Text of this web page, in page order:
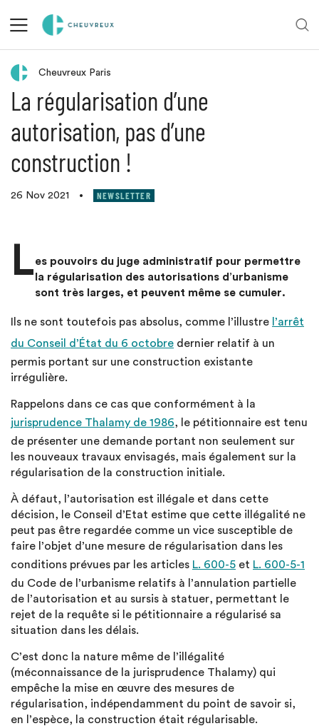
Retour aux actualités
Cheuvreux Paris
La régularisation d’une
autorisation, pas d’une
construction !
26 Nov 2021 • NEWSLETTER
Les pouvoirs du juge administratif pour permettre
la régularisation des autorisations d’urbanisme
sont très larges, et peuvent même se cumuler.
Ils ne sont toutefois pas absolus, comme l’illustre l’arrêt
du Conseil d’État du 6 octobre dernier relatif à un
permis portant sur une construction existante
irrégulière.
Rappelons dans ce cas que conformément à la
jurisprudence Thalamy de 1986, le pétitionnaire est tenu
de présenter une demande portant non seulement sur
les nouveaux travaux envisagés, mais également sur la
régularisation de la construction initiale.
À défaut, l’autorisation est illégale et dans cette
décision, le Conseil d’Etat estime que cette illégalité ne
peut pas être regardée comme un vice susceptible de
faire l’objet d’une mesure de régularisation dans les
conditions prévues par les articles L. 600-5 et L. 600-5-1
du Code de l’urbanisme relatifs à l’annulation partielle
de l’autorisation et au sursis à statuer, permettant le
rejet de la requête si le pétitionnaire a régularisé sa
situation dans les délais.
C’est donc la nature même de l’illégalité
(méconnaissance de la jurisprudence Thalamy) qui
empêche la mise en œuvre des mesures de
régularisation, indépendamment du point de savoir si,
en l’espèce, la construction était régularisable.